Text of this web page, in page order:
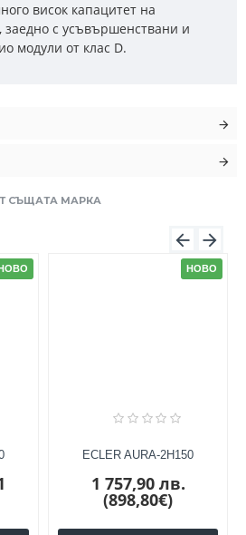
висок капацитет на
с усъвършенствани и
модули от клас D.
СЪЩАТА МАРКА
НОВО
ECLER AURA-2H150
1 757,90 лв.
(898,80€)